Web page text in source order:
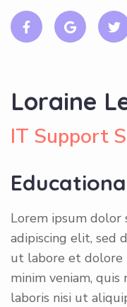
Loraine
IT Support
Lorem ipsum dolor
adipiscing elit, sed
ut labore et dolore
minim veniam,
laboris nisi ut